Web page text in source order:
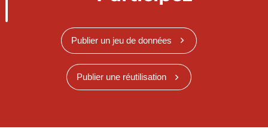
Publier un jeu de données
Publier une réutilisation